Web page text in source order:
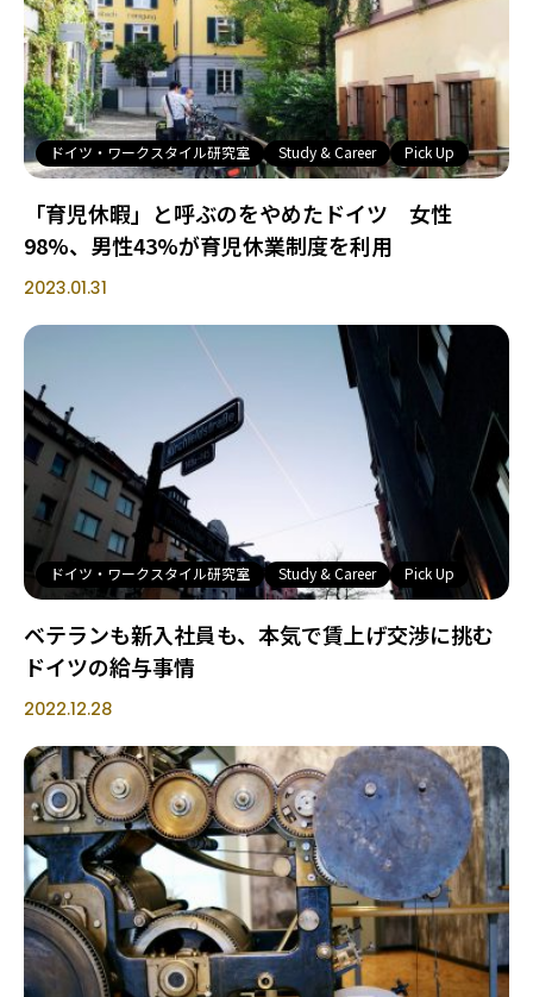
ドイツ・ワークスタイル研究室 Study & Career Pick Up
「育児休暇」と呼ぶのをやめたドイツ 女性
98%、男性43%が育児休業制度を利用
2023.01.31
ドイツ・ワークスタイル研究室 Study & Career Pick Up
ベテランも新入社員も、本気で賃上げ交渉に挑む
ドイツの給与事情
2022.12.28